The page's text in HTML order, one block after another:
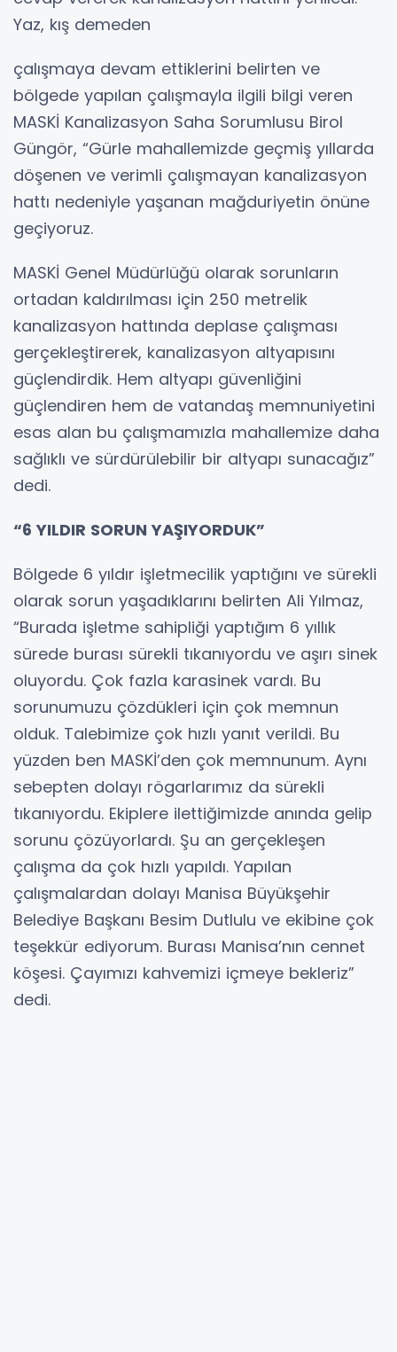
Yaz, kış demeden
çalışmaya devam ettiklerini belirten ve
bölgede yapılan çalışmayla ilgili bilgi veren
MASKİ Kanalizasyon Saha Sorumlusu Birol
Güngör, “Gürle mahallemizde geçmiş yıllarda
döşenen ve verimli çalışmayan kanalizasyon
hattı nedeniyle yaşanan mağduriyetin önüne
geçiyoruz.
MASKİ Genel Müdürlüğü olarak sorunların
ortadan kaldırılması için 250 metrelik
kanalizasyon hattında deplase çalışması
gerçekleştirerek, kanalizasyon altyapısını
güçlendirdik. Hem altyapı güvenliğini
güçlendiren hem de vatandaş memnuniyetini
esas alan bu çalışmamızla mahallemize daha
sağlıklı ve sürdürülebilir bir altyapı sunacağız”
dedi.
“6 YILDIR SORUN YAŞIYORDUK”
Bölgede 6 yıldır işletmecilik yaptığını ve sürekli
olarak sorun yaşadıklarını belirten Ali Yılmaz,
“Burada işletme sahipliği yaptığım 6 yıllık
sürede burası sürekli tıkanıyordu ve aşırı sinek
oluyordu. Çok fazla karasinek vardı. Bu
sorunumuzu çözdükleri için çok memnun
olduk. Talebimize çok hızlı yanıt verildi. Bu
yüzden ben MASKİ’den çok memnunum. Aynı
sebepten dolayı rögarlarımız da sürekli
tıkanıyordu. Ekiplere ilettiğimizde anında gelip
sorunu çözüyorlardı. Şu an gerçekleşen
çalışma da çok hızlı yapıldı. Yapılan
çalışmalardan dolayı Manisa Büyükşehir
Belediye Başkanı Besim Dutlulu ve ekibine çok
teşekkür ediyorum. Burası Manisa’nın cennet
köşesi. Çayımızı kahvemizi içmeye bekleriz”
dedi.